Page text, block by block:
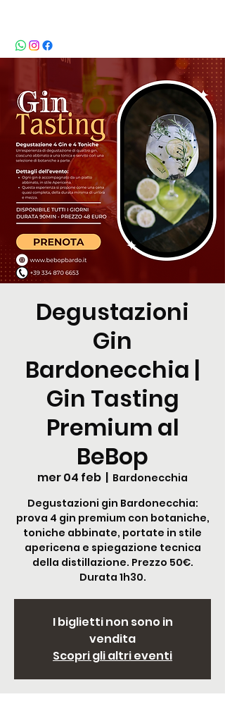
Degustazioni
Gin
Bardonecchia |
Gin Tasting
Premium al
BeBop
mer 04 feb
  |
Bardonecchia
Degustazioni gin Bardonecchia:
prova 4 gin premium con botaniche,
toniche abbinate, portate in stile
apericena e spiegazione tecnica
della distillazione. Prezzo 50€.
Durata 1h30.
I biglietti non sono in
vendita
Scopri gli altri eventi